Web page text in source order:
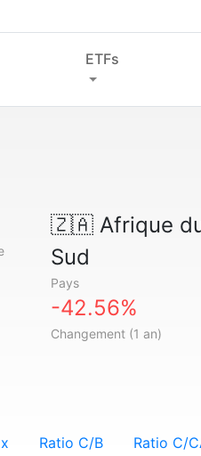
ETFs
🇿🇦Afrique
Sud
Pays
-42.56%
Changement (1 an)
Ratio C/B Ratio C/